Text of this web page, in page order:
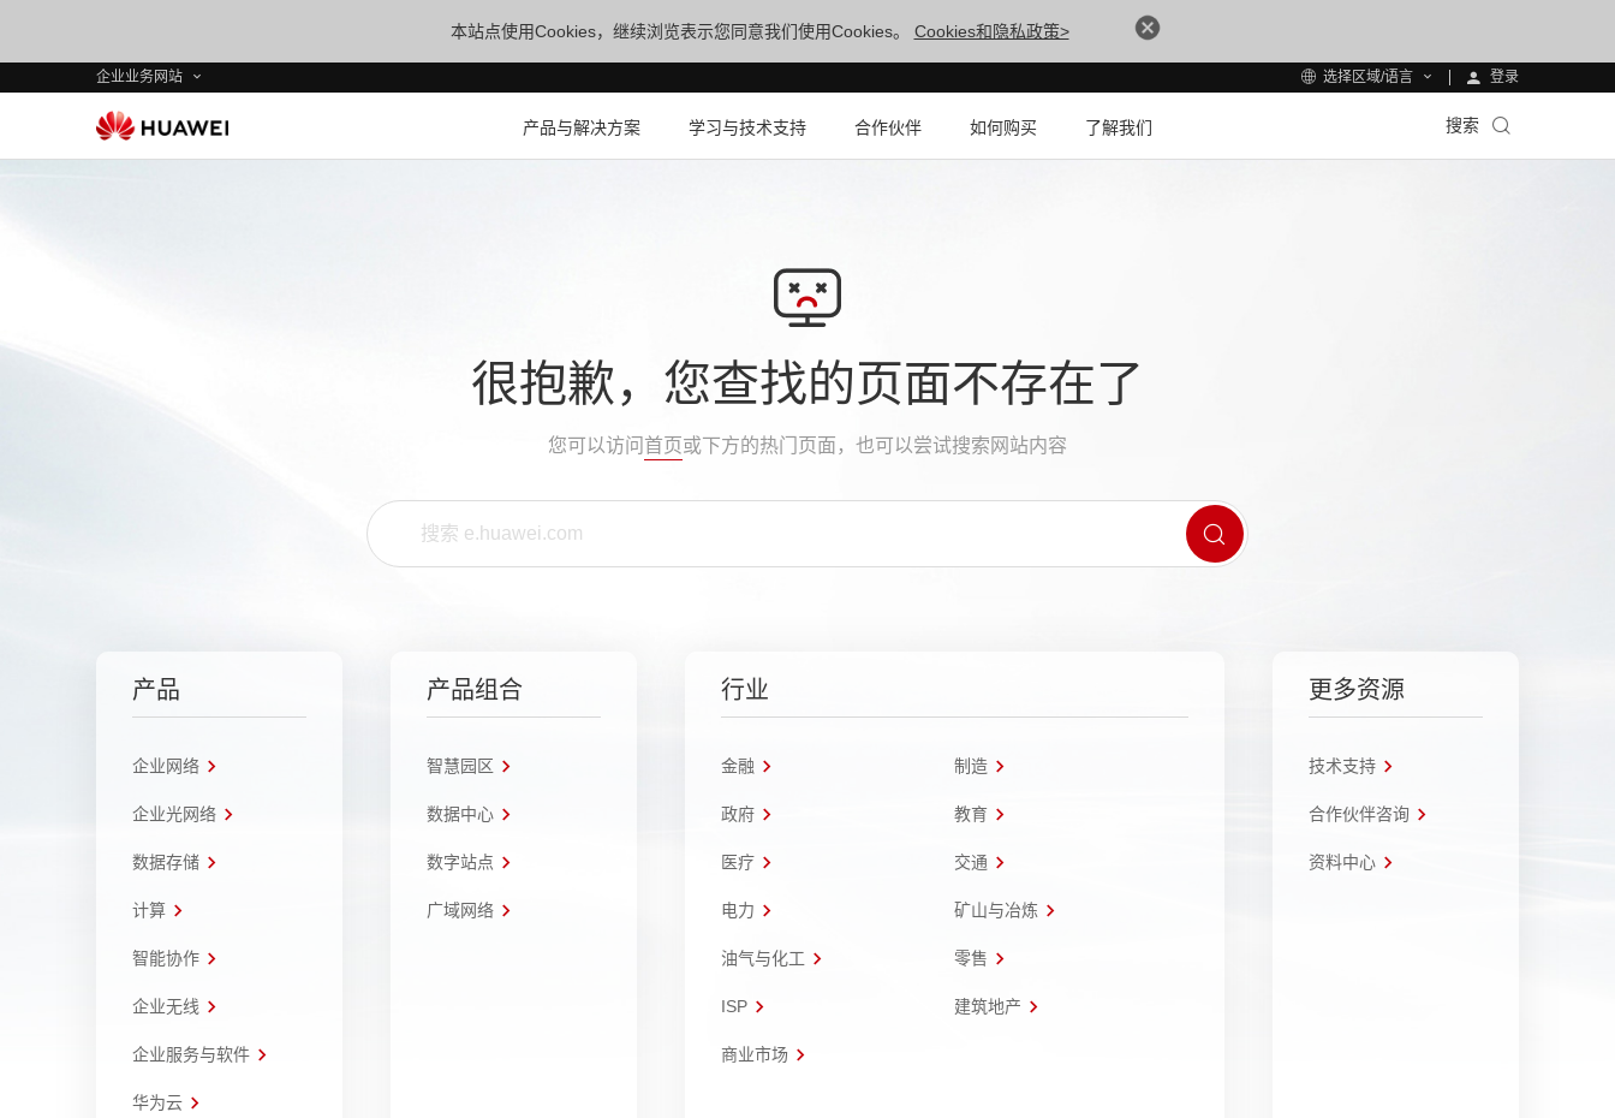
本站点使用Cookies，继续浏览表示您同意我们使用Cookies。 Cookies和隐私政策>
企业业务网站 选择区域/语言 登录
产品与解决方案 学习与技术支持 合作伙伴 如何购买 了解我们 搜索
很抱歉，您查找的页面不存在了
您可以访问 首页或下方的热门页面，也可以尝试搜索网站内容
产品
企业网络
企业光网络
数据存储
计算
智能协作
企业无线
企业服务与软件
华为云
产品组合
智慧园区
数据中心
数字站点
广域网络
行业
金融 制造
政府 教育
医疗 交通
电力 矿山与冶炼
油气与化工 零售
ISP 建筑地产
商业市场
更多资源
技术支持
合作伙伴咨询
资料中心